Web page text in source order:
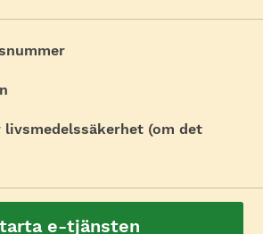
(om det
e-tjänsten